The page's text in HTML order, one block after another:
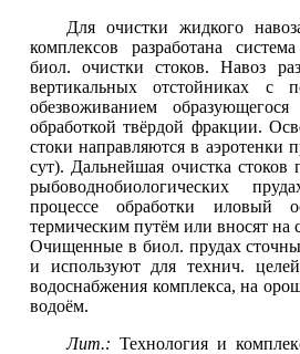
Для очистки жидкого
комплексов разработана
биол. очистки стоков. Навоз
вертикальных отстойниках с
обезвоживанием
обработкой твёрдой фракции.
стоки направляются в аэротенки
сут). Дальнейшая очистка стоков
рыбоводнобиологических
процессе обработки иловый
термическим путём или вносят на
Очищенные в биол. прудах
и используют для технич.
водоснабжения комплекса, на
водоём.
Лит.: Технология и